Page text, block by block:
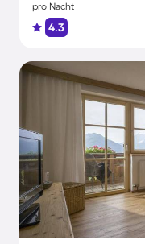
pro Nacht
4.3